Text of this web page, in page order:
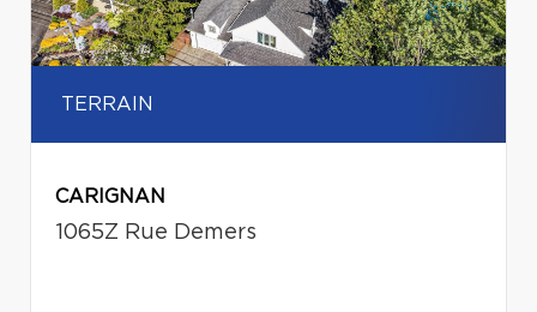
TERRAIN
CARIGNAN
1065Z Rue Demers